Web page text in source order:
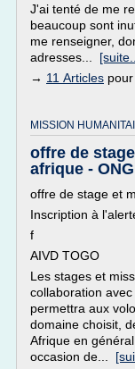
J'ai tenté de me
beaucoup sont
me renseigner,
adresses...
→ 11 Articles
MISSION
offre de
afrique -
offre de stage et
Inscription à
f
AIVD TOGO
Les stages et
collaboration
permettra aux
domaine choisit,
Afrique en
occasion de...